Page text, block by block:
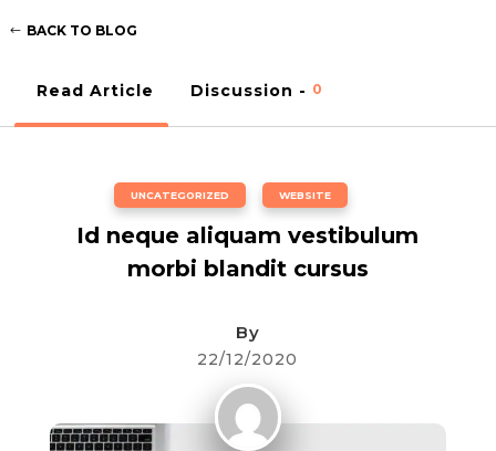
BACK TO BLOG
Read Article Discussion - 0
UNCATEGORIZED WEBSITE
Id neque aliquam vestibulum
morbi blandit cursus
By
22/12/2020